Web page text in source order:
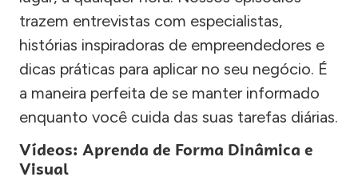
trazem entrevistas com especialistas,
histórias inspiradoras de empreendedores e
dicas práticas para aplicar no seu negócio. É
a maneira perfeita de se manter informado
enquanto você cuida das suas tarefas diárias.
Vídeos: Aprenda de Forma Dinâmica e
Visual